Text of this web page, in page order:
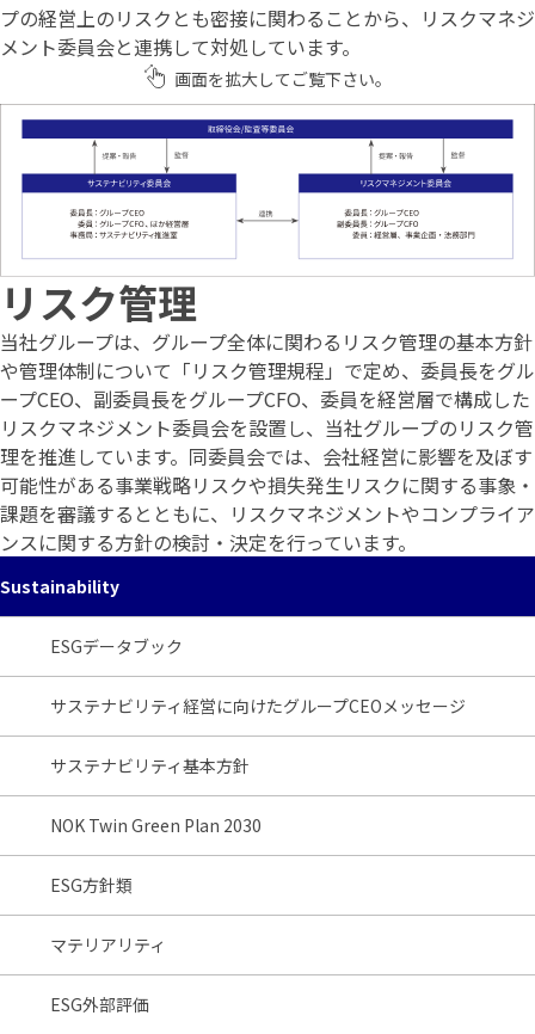
プの経営上のリスクとも密接に関わることから、リスクマネジ
メント委員会と連携して対処しています。
画面を拡大してご覧下さい。
リスク管理
当社グループは、グループ全体に関わるリスク管理の基本方針
や管理体制について「リスク管理規程」で定め、委員長をグル
ープCEO、副委員長をグループCFO、委員を経営層で構成した
リスクマネジメント委員会を設置し、当社グループのリスク管
理を推進しています。同委員会では、会社経営に影響を及ぼす
可能性がある事業戦略リスクや損失発生リスクに関する事象・
課題を審議するとともに、リスクマネジメントやコンプライア
ンスに関する方針の検討・決定を行っています。
Sustainability
ESGデータブック
サステナビリティ経営に向けたグループCEOメッセージ
サステナビリティ基本方針
NOK Twin Green Plan 2030
ESG方針類
マテリアリティ
ESG外部評価